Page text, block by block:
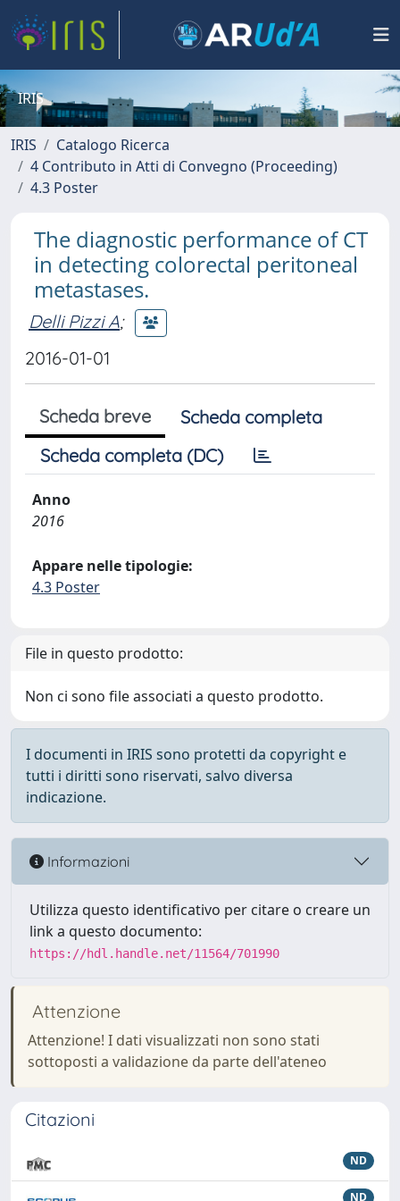
IRIS
IRIS
Catalogo Ricerca
4 Contributo in Atti di Convegno (Proceeding)
4.3 Poster
The diagnostic performance of CT
in detecting colorectal peritoneal
metastases.
Delli Pizzi A;
2016-01-01
Scheda breve
Scheda completa
Scheda completa (DC)
Anno
2016
Appare nelle tipologie:
4.3 Poster
File in questo prodotto:
Non ci sono file associati a questo prodotto.
I documenti in IRIS sono protetti da copyright e
tutti i diritti sono riservati, salvo diversa
indicazione.
Informazioni
Utilizza questo identificativo per citare o creare un
link a questo documento:
https://hdl.handle.net/11564/701990
Attenzione
Attenzione! I dati visualizzati non sono stati
sottoposti a validazione da parte dell'ateneo
Citazioni
ND
ND